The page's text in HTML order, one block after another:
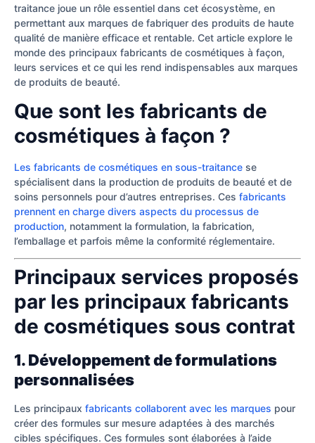
traitance joue un rôle essentiel dans cet écosystème, en
permettant aux marques de fabriquer des produits de haute
qualité de manière efficace et rentable. Cet article explore le
monde des principaux fabricants de cosmétiques à façon,
leurs services et ce qui les rend indispensables aux marques
de produits de beauté.
Que sont les fabricants de
cosmétiques à façon ?
Les fabricants de cosmétiques en sous-traitance se
spécialisent dans la production de produits de beauté et de
soins personnels pour d’autres entreprises. Ces fabricants
prennent en charge divers aspects du processus de
production, notamment la formulation, la fabrication,
l’emballage et parfois même la conformité réglementaire.
Principaux services proposés
par les principaux fabricants
de cosmétiques sous contrat
1. Développement de formulations
personnalisées
Les principaux fabricants collaborent avec les marques pour
créer des formules sur mesure adaptées à des marchés
cibles spécifiques. Ces formules sont élaborées à l’aide